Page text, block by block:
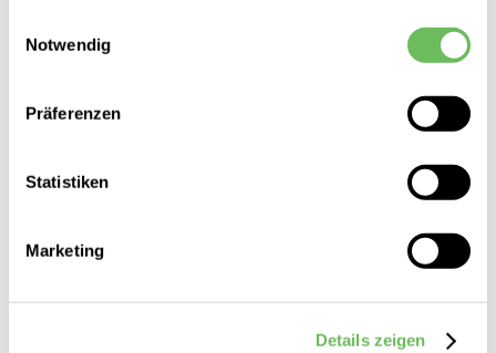
Notwendig
Präferenzen
Statistiken
Marketing
Details zeigen
Damen 7/8 Boyfriend Jeans Arc 3D